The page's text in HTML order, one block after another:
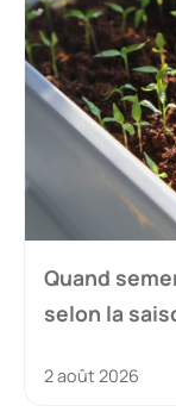
Quand
selon la
2 août 2026